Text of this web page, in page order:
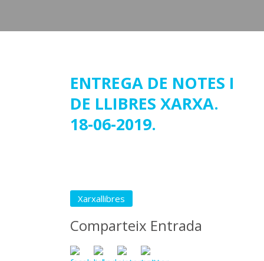
ENTREGA DE NOTES I
DE LLIBRES XARXA.
18-06-2019.
Xarxallibres
Comparteix Entrada